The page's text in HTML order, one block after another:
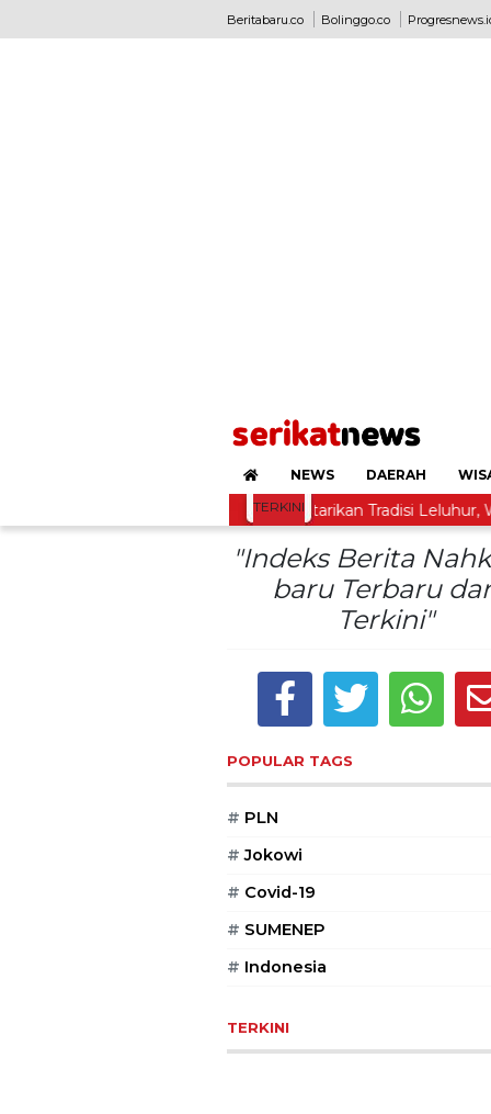
Beritabaru.co Bolinggo.co
NEWS DAERAH
TERKINI
Lestarikan Tradisi Leluhur,
"Indeks Berita
baru Terbaru
Terkini"
POPULAR TAGS
# PLN
# Jokowi
# Covid-19
# SUMENEP
# Indonesia
TERKINI